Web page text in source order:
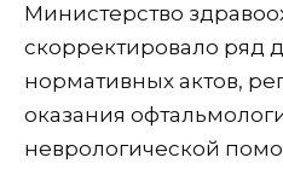
Министерство
скорректировало ряд
нормативных актов,
оказания
неврологической